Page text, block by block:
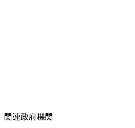
関連政府機関